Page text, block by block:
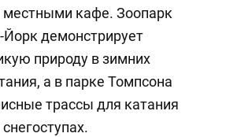
местными кафе. Зоопарк
демонстрирует
природу в зимних
а в парке Томпсона
трассы для катания